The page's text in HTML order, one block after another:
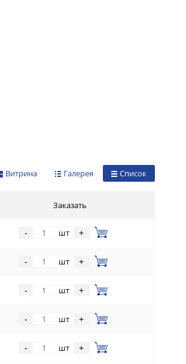
Список
Галерея
Витрина
Заказать
- шт +
- шт +
- шт +
- шт +
- шт +